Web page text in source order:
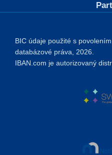
BIC údaje použité s
databázové práva, 2026.
IBAN.com je autorizovaný